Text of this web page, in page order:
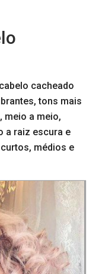
cacheado
tons mais
meio a meio,
a raiz escura e
médios e